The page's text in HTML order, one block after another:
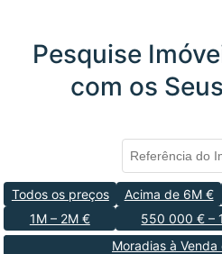
Pesquise
com os
Todos os preços Acima de 6M €
1M – 2M €
550 000 € –
Moradias à